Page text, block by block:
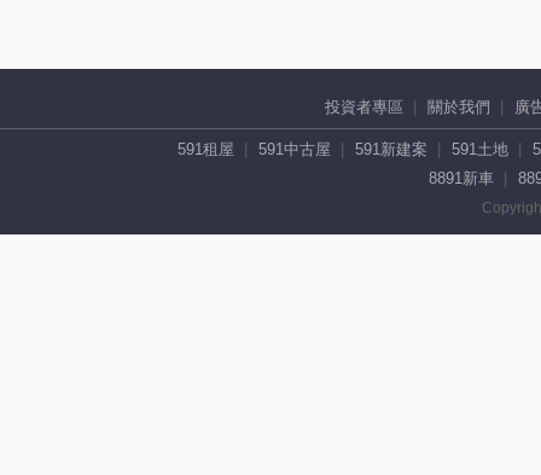
投資者專區 關於我們 廣
591租屋 591中古屋 591新建案 591土地
8891新車